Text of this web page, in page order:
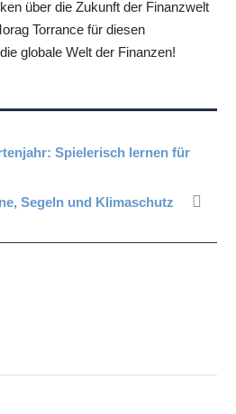
über die Zukunft der Finanzwelt
Torrance für diesen
globale Welt der Finanzen!
Spielerisch lernen für
Segeln und Klimaschutz